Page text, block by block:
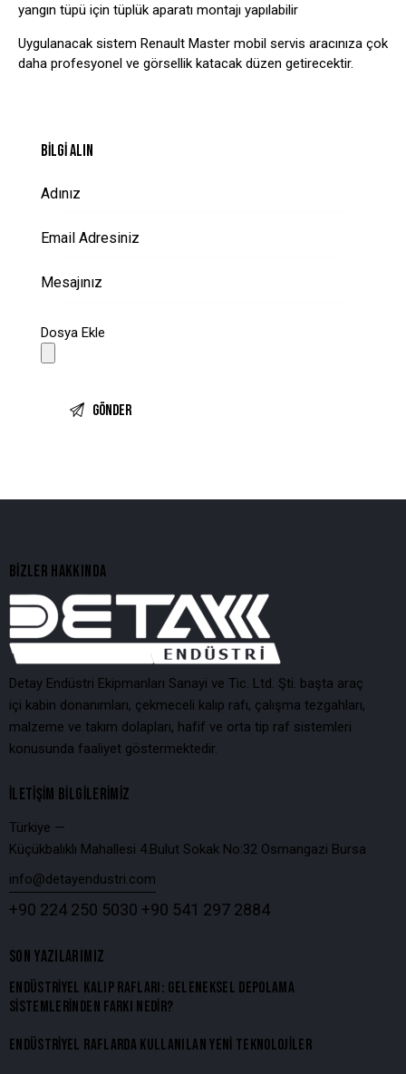
yangın tüpü için tüplük aparatı montajı yapılabilir
Uygulanacak sistem Renault Master mobil servis aracınıza çok
daha profesyonel ve görsellik katacak düzen getirecektir.
BILGI ALIN
Dosya Ekle
BIZLER HAKKINDA
Detay Endüstri Ekipmanları Sanayi ve Tic. Ltd. Şti. başta araç
içi kabin donanımları, çekmeceli kalıp rafı, çalışma tezgahları,
malzeme ve takım dolapları, hafif ve orta tip raf sistemleri
konusunda faaliyet göstermektedir.
İLETIŞIM BILGILERIMIZ
Türkiye —
Küçükbalıklı Mahallesi 4.Bulut Sokak No:32 Osmangazi Bursa
info@detayendustri.com
+90 224 250 5030 +90 541 297 2884
SON YAZILARIMIZ
ENDÜSTRIYEL KALIP RAFLARI: GELENEKSEL DEPOLAMA
SISTEMLERINDEN FARKI NEDIR?
ENDÜSTRIYEL RAFLARDA KULLANILAN YENI TEKNOLOJILER